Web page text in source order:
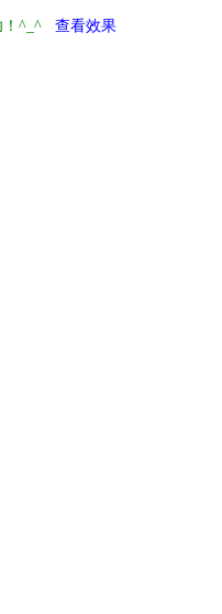
！^_^ 查看效果